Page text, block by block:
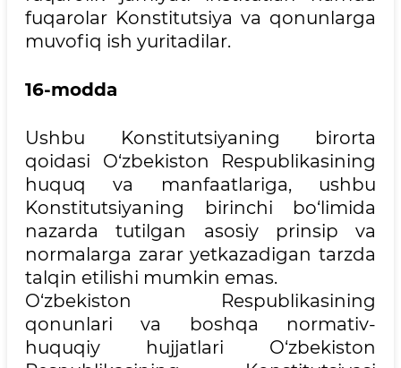
fuqarolar Konstitutsiya va qonunlarga
muvofiq ish yuritadilar.
16-modda
Ushbu Konstitutsiyaning birorta
qoidasi O‘zbekiston Respublikasining
huquq va manfaatlariga, ushbu
Konstitutsiyaning birinchi bo‘limida
nazarda tutilgan asosiy prinsip va
normalarga zarar yetkazadigan tarzda
talqin etilishi mumkin emas.
O‘zbekiston Respublikasining
qonunlari va boshqa normativ-
huquqiy hujjatlari O‘zbekiston